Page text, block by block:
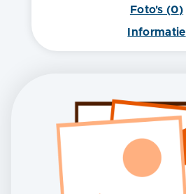
Foto's (0)
Informatie